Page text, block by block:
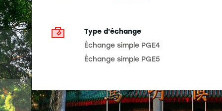
Type d'échange
Échange simple PGE4
Échange simple PGE5